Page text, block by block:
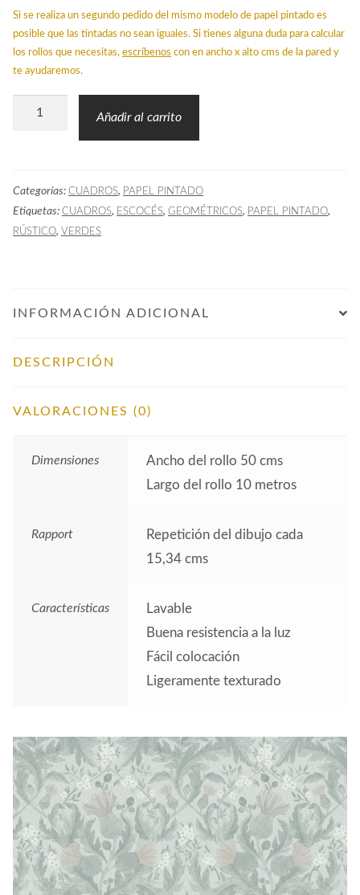
Si se realiza un segundo pedido del mismo modelo de papel pintado es
posible que las tintadas no sean iguales. Si tienes alguna duda para calcular
los rollos que necesitas, escríbenos con en ancho x alto cms de la pared y
te ayudaremos.
Papel
Escocés
cantidad
Añadir al carrito
Categorías: CUADROS, PAPEL PINTADO
Etiquetas: CUADROS, ESCOCÉS, GEOMÉTRICOS, PAPEL PINTADO,
RÚSTICO, VERDES
INFORMACIÓN ADICIONAL
DESCRIPCIÓN
VALORACIONES (0)
Dimensiones
Ancho del rollo 50 cms
Largo del rollo 10 metros
Rapport
Repetición del dibujo cada
15,34 cms
Características
Lavable
Buena resistencia a la luz
Fácil colocación
Ligeramente texturado